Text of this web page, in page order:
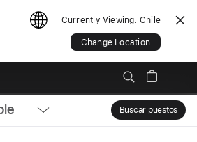
Currently Viewing: Chile
Change Location
Buscar puestos